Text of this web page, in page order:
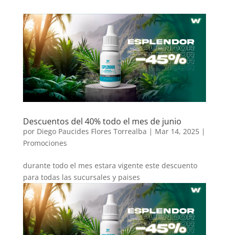
Descuentos del 40% todo el mes de junio
por Diego Paucides Flores Torrealba | Mar 14, 2025|
Promociones
durante todo el mes estara vigente este descuento
para todas las sucursales y paises